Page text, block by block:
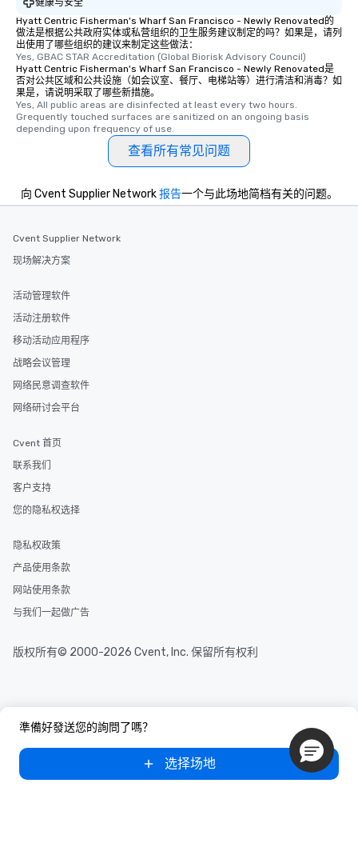
健康与安全
Hyatt Centric Fisherman's Wharf San Francisco - Newly Renovated的
做法是根据公共政府实体或私营组织的卫生服务建议制定的吗？如果是，请列
出使用了哪些组织的建议来制定这些做法：
Yes, GBAC STAR Accreditation (Global Biorisk Advisory Council)
Hyatt Centric Fisherman's Wharf San Francisco - Newly Renovated是
否对公共区域和公共设施（如会议室、餐厅、电梯站等）进行清洁和消毒？如
果是，请说明采取了哪些新措施。
Yes, All public areas are disinfected at least every two hours.
Grequently touched surfaces are sanitized on an ongoing basis
depending upon frequency of use.
查看所有常见问题
準備好發送您的詢問了嗎？
选择场地
向 Cvent Supplier Network报告一个与此场地简档有关的问题。
Cvent Supplier Network
现场解决方案
活动管理软件
活动注册软件
移动活动应用程序
战略会议管理
网络民意调查软件
网络研讨会平台
Cvent 首页
联系我们
客户支持
您的隐私权选择
隐私权政策
产品使用条款
网站使用条款
与我们一起做广告
版权所有© 2000-2026 Cvent, Inc. 保留所有权利